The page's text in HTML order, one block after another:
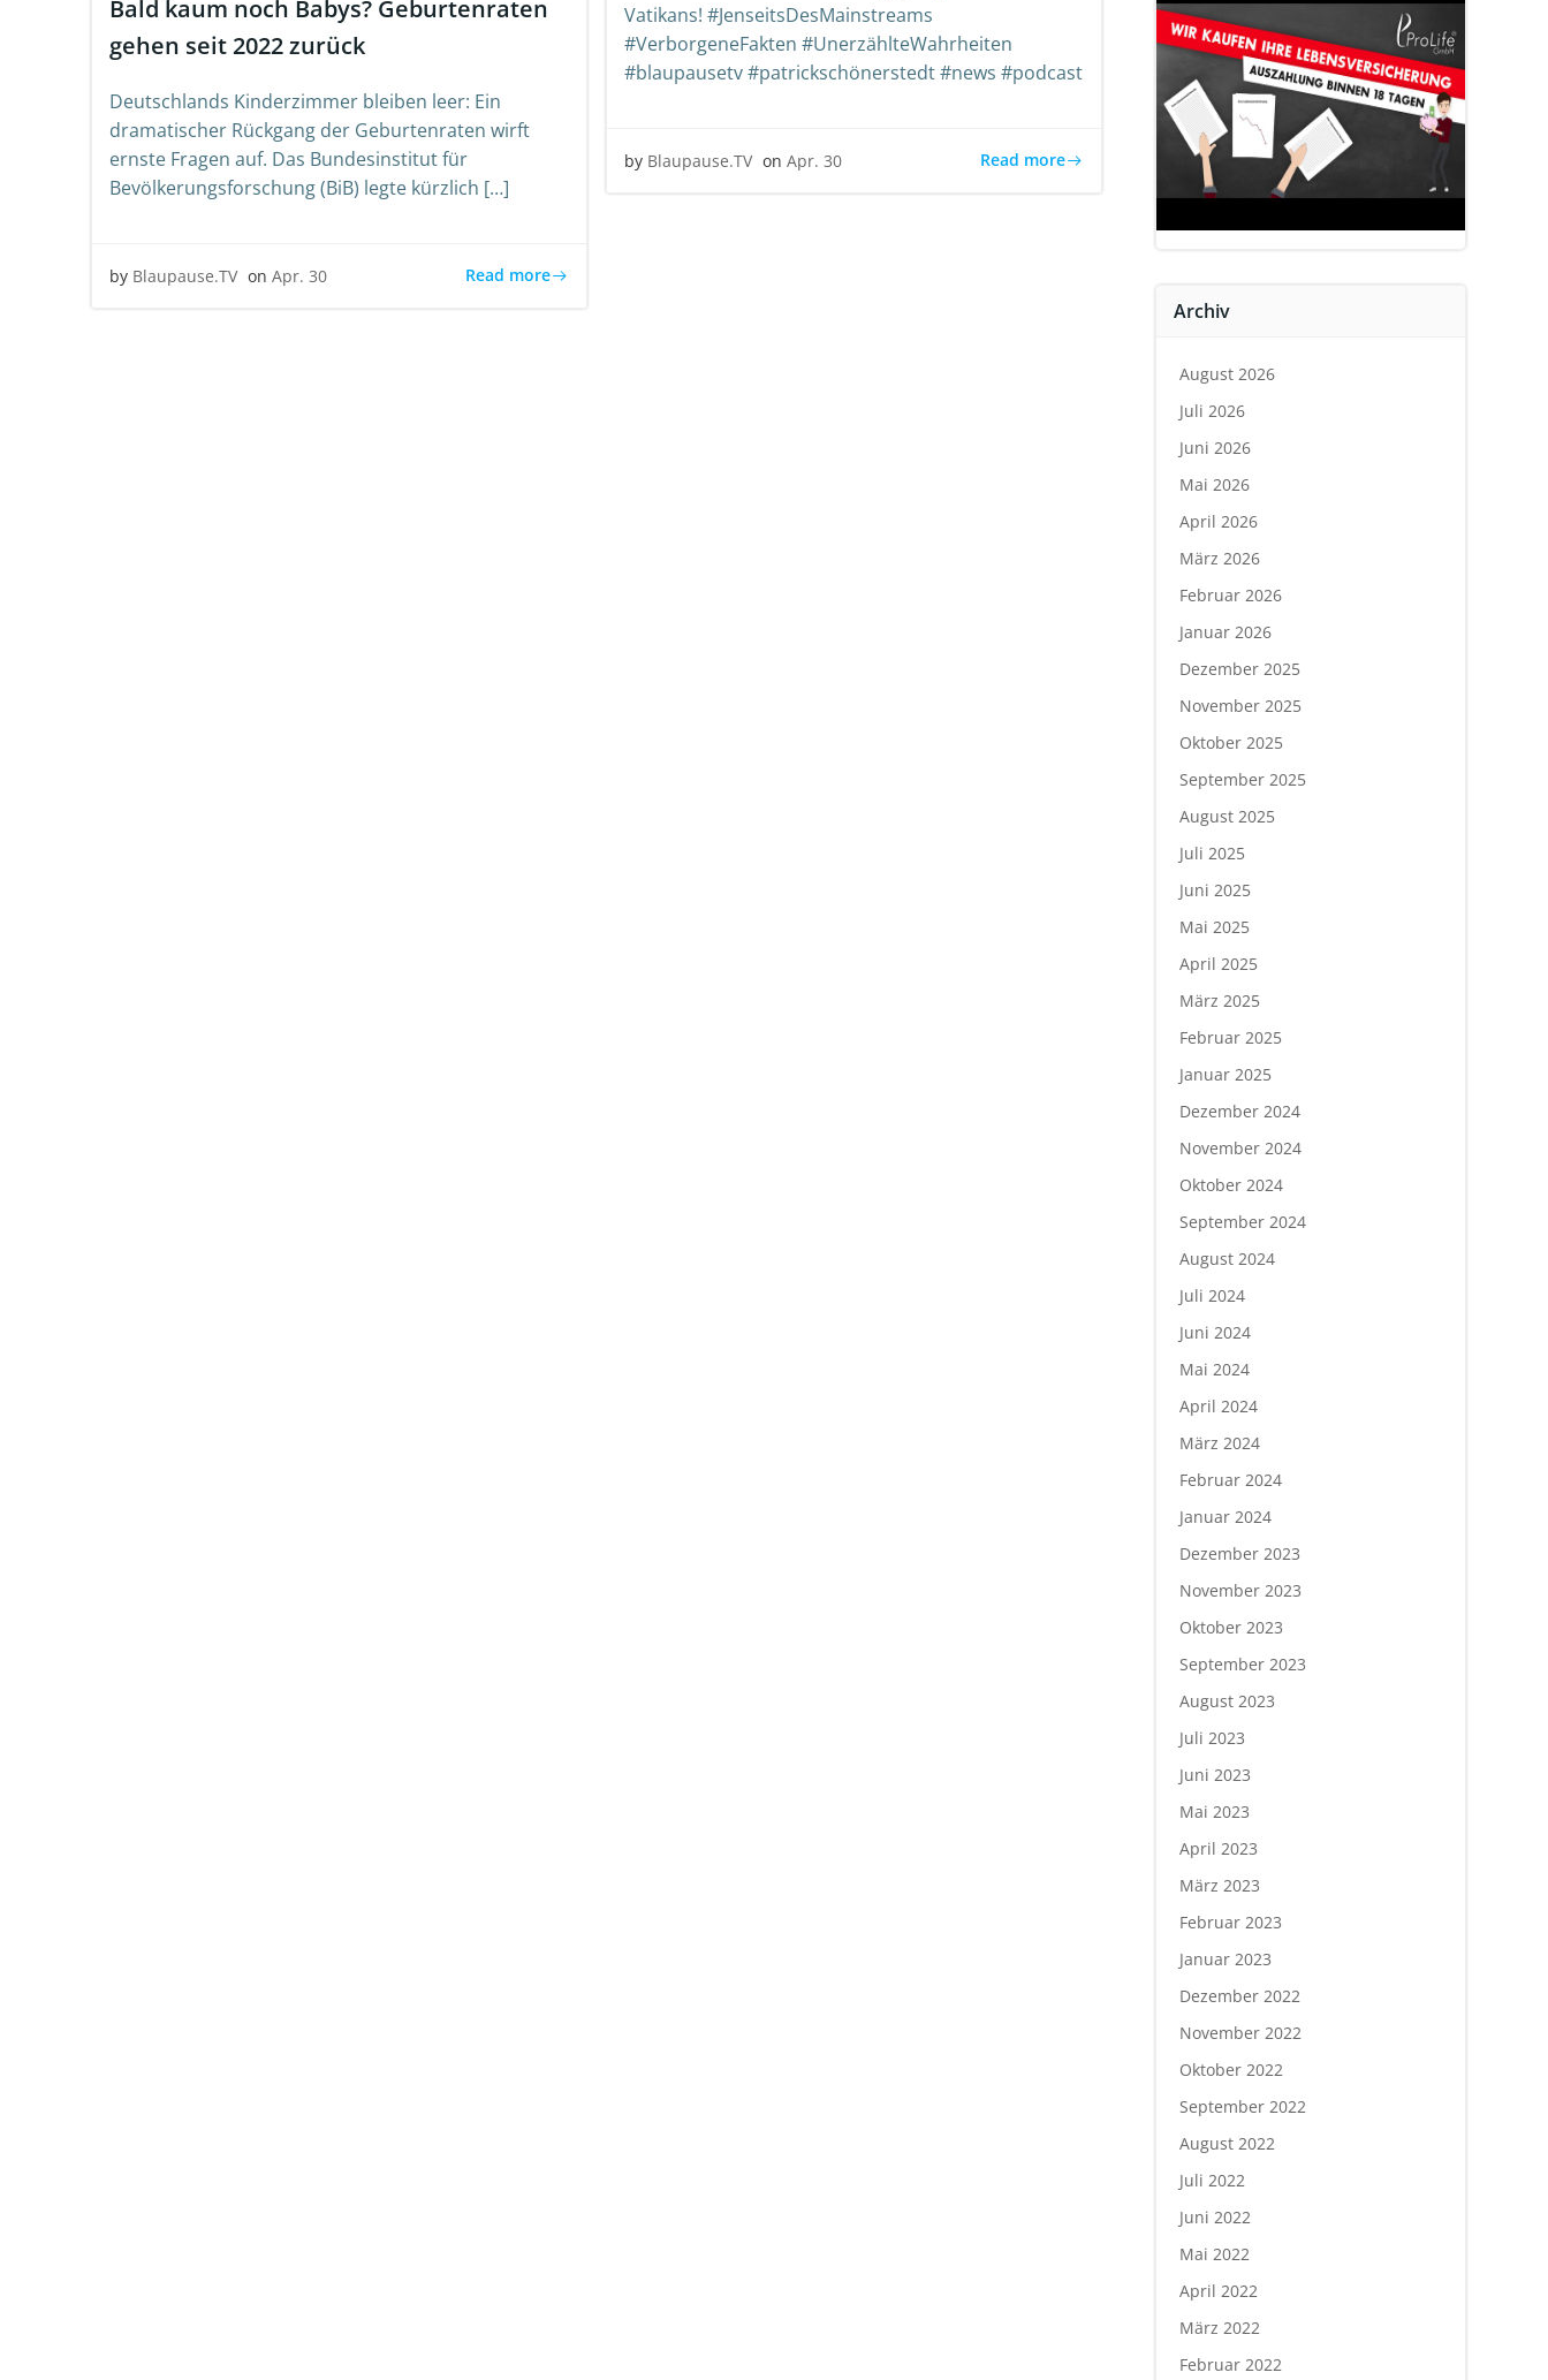
Vatikans! #JenseitsDesMainstreams
#VerborgeneFakten #UnerzählteWahrheiten
#blaupausetv #patrickschönerstedt #news #podcast
by Blaupause.TV on Apr. 30 Read more
Bald kaum noch Babys? Geburtenraten
gehen seit 2022 zurück
Deutschlands Kinderzimmer bleiben leer: Ein
dramatischer Rückgang der Geburtenraten wirft
ernste Fragen auf. Das Bundesinstitut für
Bevölkerungsforschung (BiB) legte kürzlich […]
by Blaupause.TV on Apr. 30 Read more
Archiv
August 2026
Juli 2026
Juni 2026
Mai 2026
April 2026
März 2026
Februar 2026
Januar 2026
Dezember 2025
November 2025
Oktober 2025
September 2025
August 2025
Juli 2025
Juni 2025
Mai 2025
April 2025
März 2025
Februar 2025
Januar 2025
Dezember 2024
November 2024
Oktober 2024
September 2024
August 2024
Juli 2024
Juni 2024
Mai 2024
April 2024
März 2024
Februar 2024
Januar 2024
Dezember 2023
November 2023
Oktober 2023
September 2023
August 2023
Juli 2023
Juni 2023
Mai 2023
April 2023
März 2023
Februar 2023
Januar 2023
Dezember 2022
November 2022
Oktober 2022
September 2022
August 2022
Juli 2022
Juni 2022
Mai 2022
April 2022
März 2022
Februar 2022